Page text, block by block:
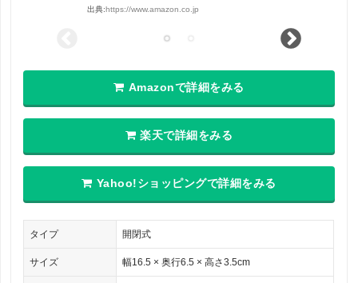
出典:https://www.amazon.co.jp
Amazonで詳細をみる
楽天で詳細をみる
Yahoo!ショッピングで詳細をみる
タイプ 開閉式
サイズ 幅16.5 × 奥行6.5 × 高さ3.5cm